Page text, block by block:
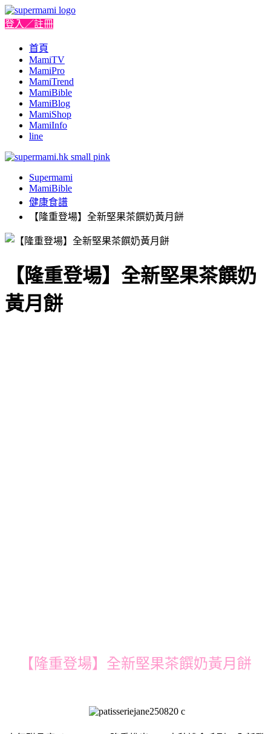
登入／註冊
首頁
MamiTV
MamiPro
MamiTrend
MamiBible
MamiBlog
MamiShop
MamiInfo
line
Supermami
MamiBible
健康食譜
【隆重登場】全新堅果茶饌奶黃月餅
【隆重登場】全新堅果茶饌奶
黃月餅
【隆重登場】全新堅果茶饌奶黃月餅